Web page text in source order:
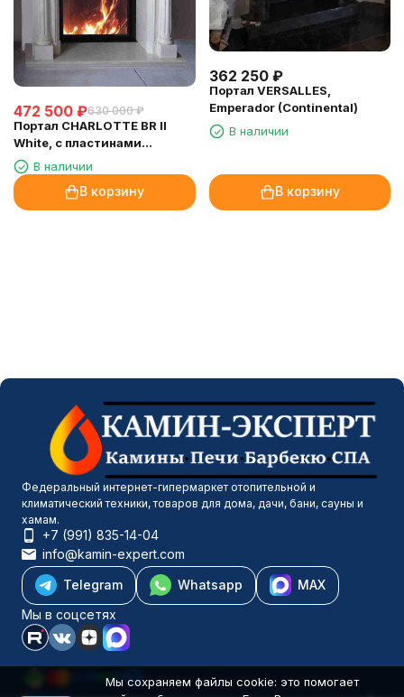
472 500 ₽630 000 ₽
Портал CHARLOTTE BR II
White, c пластинами
(Continental)
В наличии
В корзину
362 250 ₽
Портал VERSALLES,
Emperador (Continental)
В наличии
В корзину
Федеральный интернет-гипермаркет отопительной и
климатический техники, товаров для дома, дачи, бани, сауны и
хамам.
+7 (991) 835-14-04
info@kamin-expert.com
Telegram
Whatsapp
MAX
Мы в соцсетях
Мы сохраняем файлы cookie: это помогает